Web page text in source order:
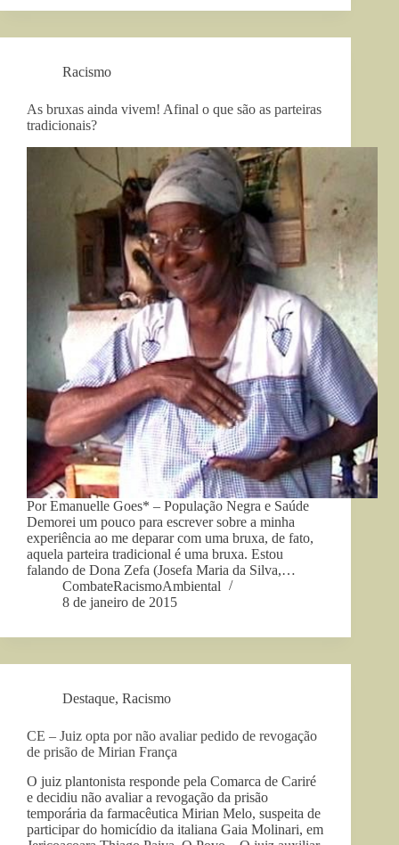
Racismo
As bruxas ainda vivem! Afinal o que são as parteiras
tradicionais?
Por Emanuelle Goes* – População Negra e Saúde
Demorei um pouco para escrever sobre a minha
experiência ao me deparar com uma bruxa, de fato,
aquela parteira tradicional é uma bruxa. Estou
falando de Dona Zefa (Josefa Maria da Silva,…
CombateRacismoAmbiental
8 de janeiro de 2015
Destaque, Racismo
CE – Juiz opta por não avaliar pedido de revogação
de prisão de Mirian França
O juiz plantonista responde pela Comarca de Cariré
e decidiu não avaliar a revogação da prisão
temporária da farmacêutica Mirian Melo, suspeita de
participar do homicídio da italiana Gaia Molinari, em